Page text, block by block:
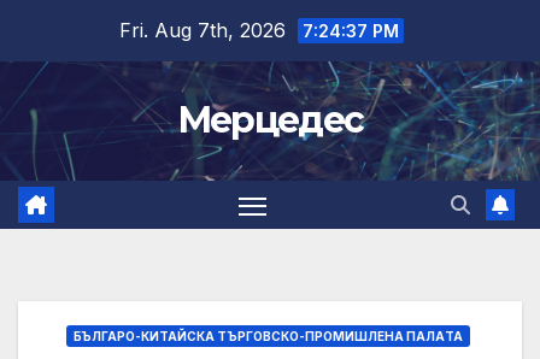
content
Fri. Aug 7th, 2026 7:24:38 PM
Мерцедес
БЪЛГАРО-КИТАЙСКА ТЪРГОВСКО-ПРОМИШЛЕНА ПАЛAТА